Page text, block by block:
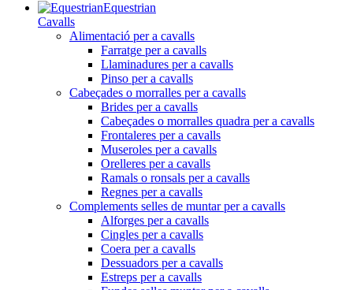
Equestrian
Cavalls
Alimentació per a cavalls
Farratge per a cavalls
Llaminadures per a cavalls
Pinso per a cavalls
Cabeçades o morralles per a cavalls
Brides per a cavalls
Cabeçades o morralles quadra per a cavalls
Frontaleres per a cavalls
Museroles per a cavalls
Orelleres per a cavalls
Ramals o ronsals per a cavalls
Regnes per a cavalls
Complements selles de muntar per a cavalls
Alforges per a cavalls
Cingles per a cavalls
Coera per a cavalls
Dessuadors per a cavalls
Estreps per a cavalls